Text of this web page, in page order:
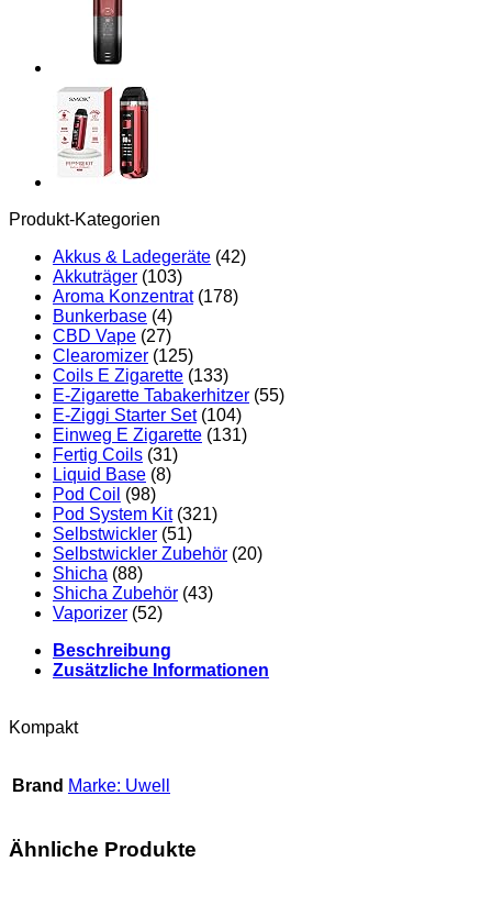
Produkt-Kategorien
Akkus & Ladegeräte (42)
Akkuträger (103)
Aroma Konzentrat (178)
Bunkerbase (4)
CBD Vape (27)
Clearomizer (125)
Coils E Zigarette (133)
E-Zigarette Tabakerhitzer (55)
E-Ziggi Starter Set (104)
Einweg E Zigarette (131)
Fertig Coils (31)
Liquid Base (8)
Pod Coil (98)
Pod System Kit (321)
Selbstwickler (51)
Selbstwickler Zubehör (20)
Shicha (88)
Shicha Zubehör (43)
Vaporizer (52)
Beschreibung
Zusätzliche Informationen
Kompakt
Brand Marke: Uwell
Ähnliche Produkte